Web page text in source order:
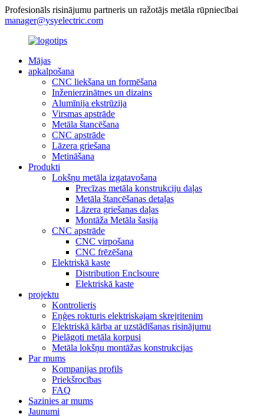
Profesionāls risinājumu partneris un ražotājs metāla rūpniecībai
manager@ysyelectric.com
Mājas
apkalpošana
CNC liekšana un formēšana
Inženierzinātnes un dizains
Alumīnija ekstrūzija
Virsmas apstrāde
Metāla štancēšana
CNC apstrāde
Lāzera griešana
Metināšana
Produkti
Lokšņu metāla izgatavošana
Precīzas metāla konstrukciju daļas
Metāla štancēšanas detaļas
Lāzera griešanas daļas
Montāža Metāla šasija
CNC apstrāde
CNC virpošana
CNC frēzēšana
Elektriskā kaste
Distribution Enclsoure
Elektriskā kaste
projektu
Kontrolieris
Eņģes rokturis elektriskajam skrejritenim
Elektriskā kārba ar uzstādīšanas risinājumu
Pielāgoti metāla korpusi
Metāla lokšņu montāžas konstrukcijas
Par mums
Kompanijas profils
Priekšrocības
FAQ
Sazinies ar mums
Jaunumi